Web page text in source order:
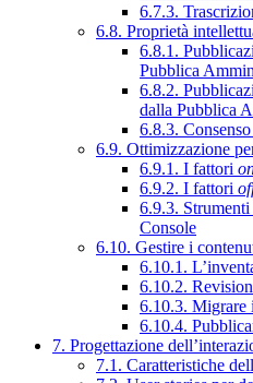
6.7.3.
6.8. Proprietà
6.8.1.
Pubblica
6.8.2.
dalla Pubblica
6.8.3.
6.9. Ottimizzazione
6.9.1. I fattori
6.9.2. I fattori
6.9.3.
Console
6.10. Gestire i
6.10.1.
6.10.2.
6.10.3. Migrare
6.10.4.
7. Progettazione
7.1. Caratteristiche